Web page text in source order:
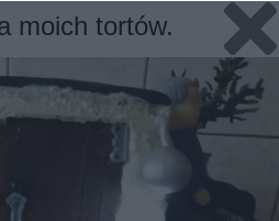
moich tortów.